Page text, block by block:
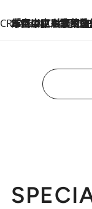
CREA'S CHOICE
2026.8.7
「立川にも歌舞伎があるんだよ」 片岡仁左衛門・市川中車ら豪華座組み